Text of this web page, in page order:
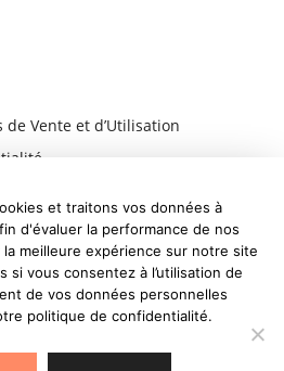
Vente et d’Utilisation
et traitons vos données à
d'évaluer la performance de nos
meilleure expérience sur notre site
si vous consentez à l’utilisation de
de vos données personnelles
politique de confidentialité.